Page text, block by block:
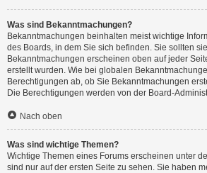
Was sind Bekanntmachungen?
Bekanntmachungen beinhalten meist wichtige
des Boards, in dem Sie sich befinden. Sie sollten
Bekanntmachungen erscheinen oben auf jeder
erstellt wurden. Wie bei globalen
Berechtigungen ab, ob Sie Bekanntmachungen
Die Berechtigungen werden von der Board-
Nach oben
Was sind wichtige Themen?
Wichtige Themen eines Forums erscheinen unter
sind nur auf der ersten Seite zu sehen. Sie haben